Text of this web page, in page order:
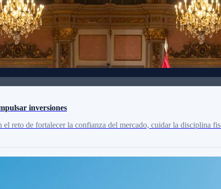
inversiones
reto de fortalecer la confianza del mercado, cuidar la disciplina